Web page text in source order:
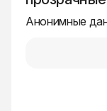
Анонимные